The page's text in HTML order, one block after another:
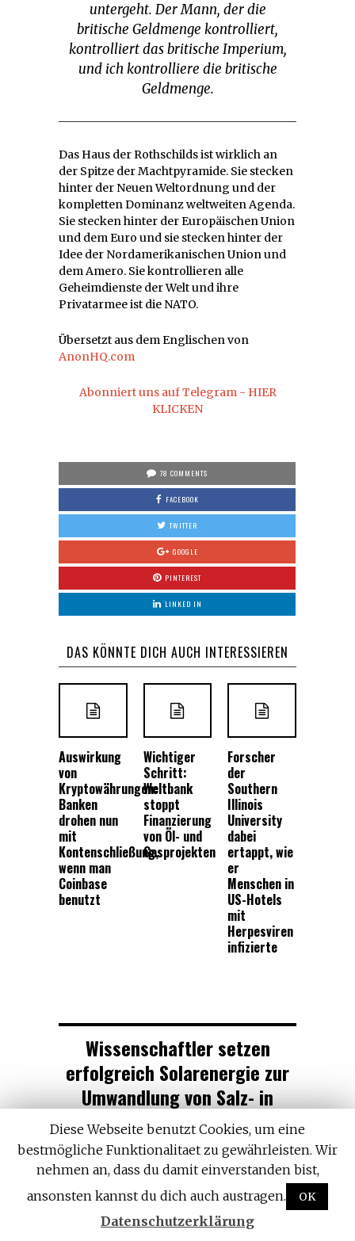
untergeht. Der Mann, der die
britische Geldmenge kontrolliert,
kontrolliert das britische Imperium,
und ich kontrolliere die britische
Geldmenge.
Das Haus der Rothschilds ist wirklich an
der Spitze der Machtpyramide. Sie stecken
hinter der Neuen Weltordnung und der
kompletten Dominanz weltweiten Agenda.
Sie stecken hinter der Europäischen Union
und dem Euro und sie stecken hinter der
Idee der Nordamerikanischen Union und
dem Amero. Sie kontrollieren alle
Geheimdienste der Welt und ihre
Privatarmee ist die NATO.
Übersetzt aus dem Englischen von
AnonHQ.com
Abonniert uns auf Telegram - HIER
KLICKEN
78 COMMENTS
FACEBOOK
TWITTER
GOOGLE
PINTEREST
LINKED IN
DAS KÖNNTE DICH AUCH INTERESSIEREN
Auswirkung
von
Kryptowährungen:
Banken
drohen nun
mit
Kontenschließung,
wenn man
Coinbase
benutzt
Wichtiger
Schritt:
Weltbank
stoppt
Finanzierung
von Öl- und
Gasprojekten
Forscher
der
Southern
Illinois
University
dabei
ertappt, wie
er
Menschen in
US-Hotels
mit
Herpesviren
infizierte
Wissenschaftler setzen
erfolgreich Solarenergie zur
Umwandlung von Salz- in
Süßwasser ein
Published on July 9, 2017July
9,
2017
in
Wirtschaft
TRETE UNSERER TG GRUPPE BEI
Loading...
Diese Webseite benutzt Cookies, um eine
bestmögliche Funktionalitaet zu gewährleisten. Wir
nehmen an, dass du damit einverstanden bist,
ansonsten kannst du dich auch austragen.
OK
Datenschutzerklärung